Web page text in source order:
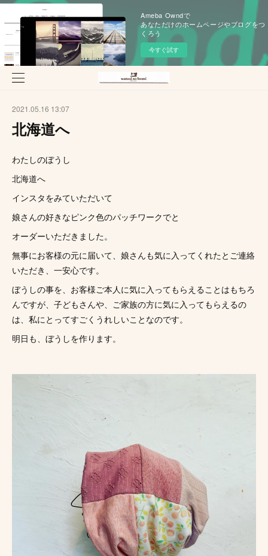
Ameba Owndで
あなただけのホームページやブログをつ
くろう
今すぐ試す
2021.05.16 13:07
北海道へ
わたしのぼうし
北海道へ
インスタをみていただいて
娘さんの好きなピンク色のパッチワークでと
オーダーいただきました。
無事にお客様の元に届いて、娘さんも気に入ってくれたとご連絡
いただき、一安心です。
ぼうしの事を、お客様ご本人に気に入ってもらえることはもちろ
んですが、子どもさんや、ご家族の方に気に入ってもらえるの
は、私にとってすごくうれしいことなのです。
明日も、ぼうしを作ります。